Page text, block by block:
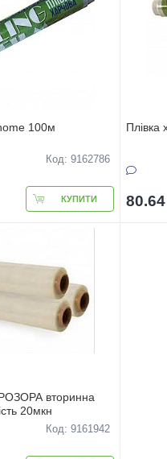
100м
Код: 9162786
КУПИТИ
Плівка
80.64
вторинна
20мкн
Код: 9161942